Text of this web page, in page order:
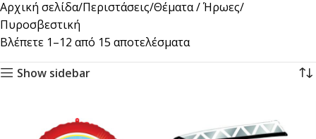
Αρχική σελίδα Περιστάσεις Θέματα / Ήρωες
Πυροσβεστική
Βλέπετε 1–12 από 15 αποτελέσματα
Show sidebar